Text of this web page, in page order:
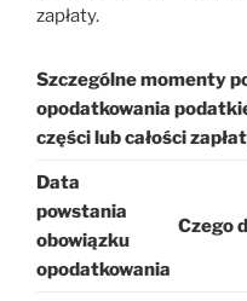
zapłaty.
Szczególne momenty
opodatkowania
części lub całości
Data
powstania
obowiązku
opodatkowania
Czego